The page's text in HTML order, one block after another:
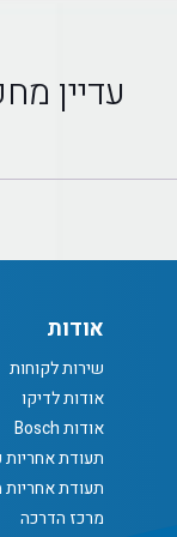
עדיין
אודות
שירות לקוחות
אודות לדיקו
אודות Bosch
תעודת אחריות
תעודת אחריות
מרכז הדרכה